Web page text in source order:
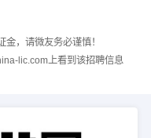
，请微友务必谨慎！
lic.com上看到该招聘信息